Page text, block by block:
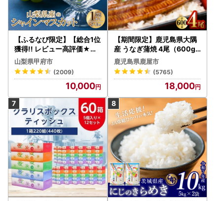
【ふるなび限定】【総合1位
獲得!! レビュー高評価★】
〈2026年度配送分〉山梨
県産 シャインマスカット 2
～3房（1.0kg以上）シャイ
ン フルーツ FN-Limited-S
P
山梨県甲府市
(2009)
10,000
【期間限定】鹿児島県大隅
産 うなぎ蒲焼 4尾（600g
） KN007-004-04-cp18
うなぎ 鰻 魚 惣菜 総菜
鹿児島県鹿屋市
(5765)
18,000